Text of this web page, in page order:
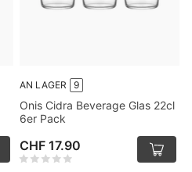
AN LAGER 9
Onis Cidra Beverage Glas 22cl
6er Pack
CHF 17.90